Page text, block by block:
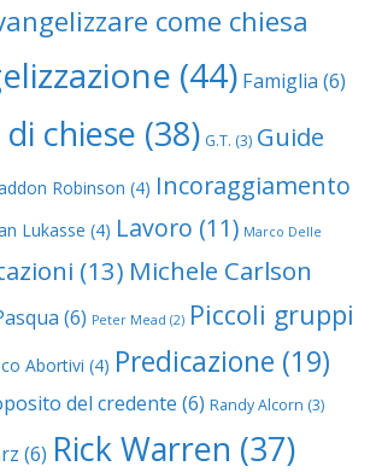
come chiesa
(44) Famiglia (6)
chiese (38) G.T. (3) Guide
Robinson (4) Incoraggiamento
Lukasse (4) Lavoro (11) Marco Delle
(13) Michele Carlson
(6) Peter Mead (2) Piccoli gruppi
Abortivi (4) Predicazione (19)
del credente (6) Randy Alcorn (3)
(6) Rick Warren (37)